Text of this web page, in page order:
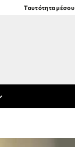
Ταυτότητα μέσου